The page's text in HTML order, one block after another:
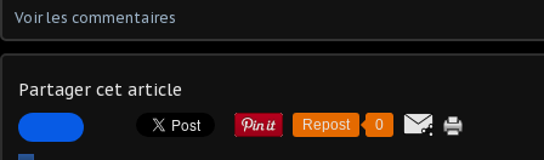
Voir les commentaires
Partager cet article
Repost 0